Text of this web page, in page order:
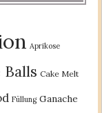
Aprikose
Balls Cake Melt
Füllung Ganache